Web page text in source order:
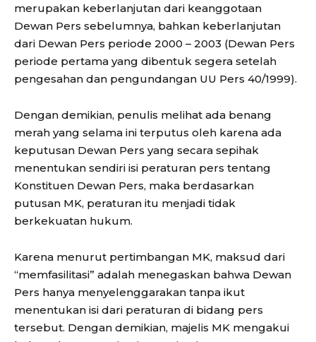
merupakan keberlanjutan dari keanggotaan
Dewan Pers sebelumnya, bahkan keberlanjutan
dari Dewan Pers periode 2000 – 2003 (Dewan Pers
periode pertama yang dibentuk segera setelah
pengesahan dan pengundangan UU Pers 40/1999).
Dengan demikian, penulis melihat ada benang
merah yang selama ini terputus oleh karena ada
keputusan Dewan Pers yang secara sepihak
menentukan sendiri isi peraturan pers tentang
Konstituen Dewan Pers, maka berdasarkan
putusan MK, peraturan itu menjadi tidak
berkekuatan hukum.
Karena menurut pertimbangan MK, maksud dari
“memfasilitasi” adalah menegaskan bahwa Dewan
Pers hanya menyelenggarakan tanpa ikut
menentukan isi dari peraturan di bidang pers
tersebut. Dengan demikian, majelis MK mengakui